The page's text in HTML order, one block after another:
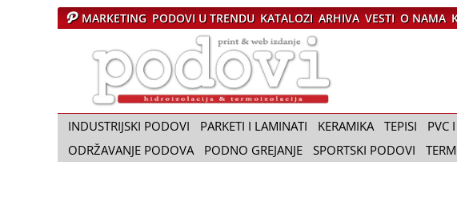
MARKETING PODOVI U TRENDU KATALOZI ARHIVA VESTI O NAMA
a
p
i
P
INDUSTRIJSKI PODOVI PARKETI I LAMINATI KERAMIKA TEPISI PVC
ODRŽAVANJE PODOVA
PODNO GREJANJE SPORTSKI PODOVI